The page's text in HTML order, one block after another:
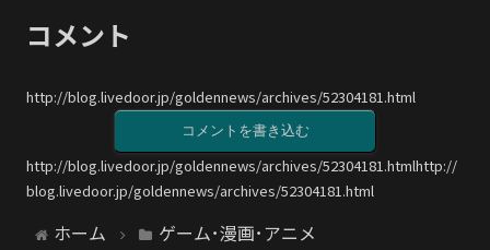
コメント
http://blog.livedoor.jp/goldennews/archives/52304181.html
コメントを書き込む
http://blog.livedoor.jp/goldennews/archives/52304181.htmlhttp://
blog.livedoor.jp/goldennews/archives/52304181.html
ホーム ゲーム･漫画･アニメ